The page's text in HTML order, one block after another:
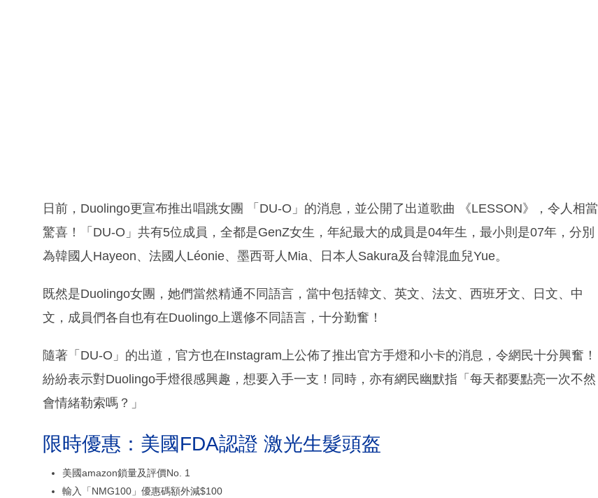
日前，Duolingo更宣布推出唱跳女團 「DU-O」的消息，並公開了出道歌曲 《LESSON》，令人相當
驚喜！「DU-O」共有5位成員，全都是GenZ女生，年紀最大的成員是04年生，最小則是07年，分別
為韓國人Hayeon、法國人Léonie、墨西哥人Mia、日本人Sakura及台韓混血兒Yue。
既然是Duolingo女團，她們當然精通不同語言，當中包括韓文、英文、法文、西班牙文、日文、中
文，成員們各自也有在Duolingo上選修不同語言，十分勤奮！
隨著「DU-O」的出道，官方也在Instagram上公佈了推出官方手燈和小卡的消息，令網民十分興奮！
紛紛表示對Duolingo手燈很感興趣，想要入手一支！同時，亦有網民幽默指「每天都要點亮一次不然
會情緒勒索嗎？」
限時優惠：美國FDA認證 激光生髮頭盔
美國amazon鎖量及評價No. 1
輸入「NMG100」優惠碼額外減$100